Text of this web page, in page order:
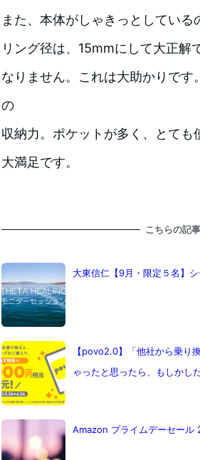
また、本体がしゃきっとしている
リング径は、15mmにして大正解
なりません。これは大助かりです
の
収納力。ポケットが多く、とても
大満足です。
こちらの記
大東信仁【9月・限定５名】
【povo2.0】「他社から乗り
ゃったと思ったら、もしかし
Amazon プライムデーセール